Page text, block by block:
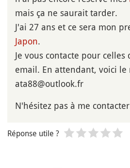
mais ça ne saurait tarder.
J'ai 27 ans et ce sera mon
Japon.
Je vous contacte pour
email. En attendant, voici le
ata88@outlook.fr
N'hésitez pas à me
Réponse utile ?